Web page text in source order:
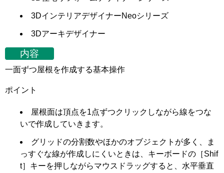
3DインテリアデザイナーNeoシリーズ
3Dアーキデザイナー
内容
一面ずつ屋根を作成する基本操作
ポイント
屋根面は頂点を1点ずつクリックしながら線をつな
いで作成していきます。
グリッドの分割数やほかのオブジェクトが多く、ま
っすぐな線が作成しにくいときは、キーボードの［Shif
t］キーを押しながらマウスドラッグすると、水平垂直